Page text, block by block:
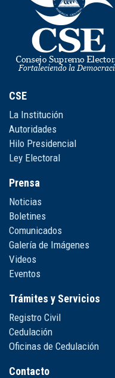
CSE
La Institución
Autoridades
Hilo Presidencial
Ley Electoral
Prensa
Noticias
Boletines
Comunicados
Galería de Imágenes
Videos
Eventos
Trámites y Servicios
Registro Civil
Cedulación
Oficinas de Cedulación
Contacto